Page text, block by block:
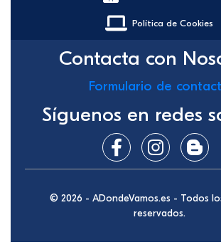
Política de Cookies
Contacta con
Formulario de
Síguenos en redes
© 2026 - ADondeVamos.es - Todos
reservados.